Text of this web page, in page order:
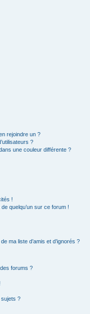
rejoindre un ?
?
une couleur différente ?
!
quelqu’un sur ce forum !
ma liste d’amis et d’ignorés ?
forums ?
?